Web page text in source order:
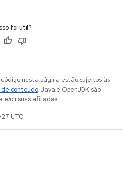
foi útil?
nesta página estão sujeitos às
de conteúdo. Java e OpenJDK são
ou suas afiliadas.
UTC.